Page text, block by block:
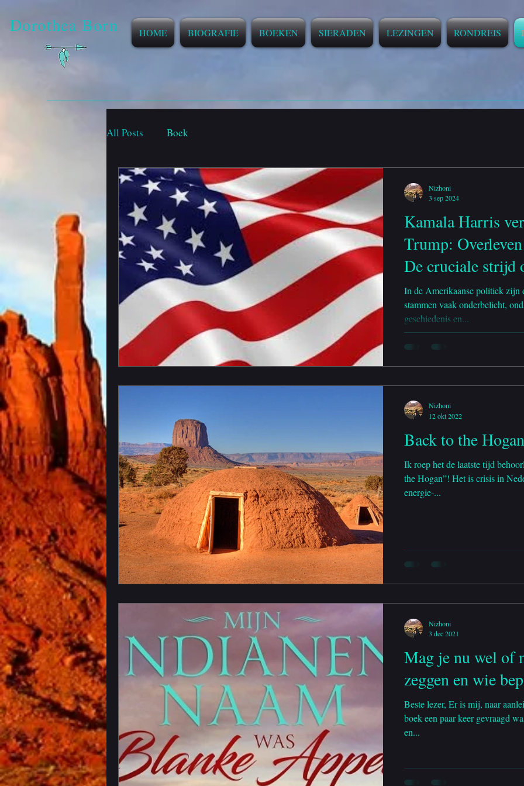
Dorothea Born HOME BIOGRAFIE BOEKEN SIERADEN LEZINGEN RONDREIS
All Posts Boek
Kamala Harris
Trump:
De cruciale strijd
van inheemse
In de Amerikaanse politiek zijn
stammen vaak onderbelicht,
geschiedenis en...
Nizhoni
3 sep 2024
Back to the
Ik roep het de laatste tijd
the Hogan”! Het is crisis in
energie-...
Nizhoni
12 okt 2022
Mag je nu wel of
zeggen en wie
Beste lezer, Er is mij, naar
boek een paar keer gevraagd
en...
Nizhoni
3 dec 2021